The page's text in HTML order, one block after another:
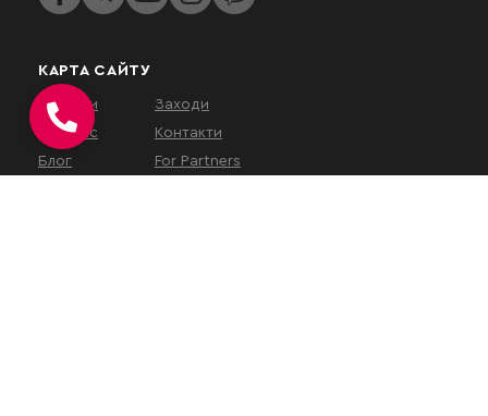
КАРТА САЙТУ
Послуги
Про нас
Блог
Заходи
Контакти
For Partners